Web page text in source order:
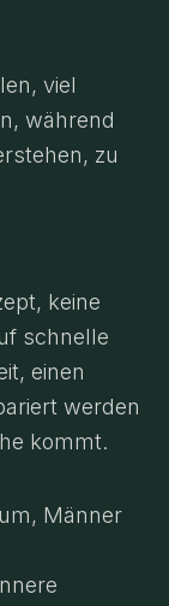
viel
während
zu
keine
schnelle
einen
werden
kommt.
Männer